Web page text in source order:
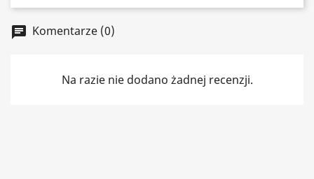
chat Komentarze (0)
Na razie nie dodano żadnej recenzji.